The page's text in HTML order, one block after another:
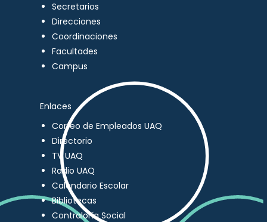
Secretarios
Direcciones
Coordinaciones
Facultades
Campus
Enlaces
Correo de Empleados UAQ
Directorio
TV UAQ
Radio UAQ
Calendario Escolar
Bibliotecas
Contraloría Social